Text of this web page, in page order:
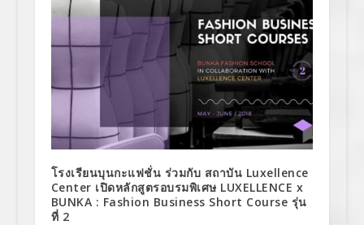
โรงเรียนบุนกะแฟชั่น ร่วมกับ สถาบัน Luxellence
Center เปิดหลักสูตรอบรมพิเศษ LUXELLENCE x
BUNKA : Fashion Business Short Course รุ่น
ที่ 2